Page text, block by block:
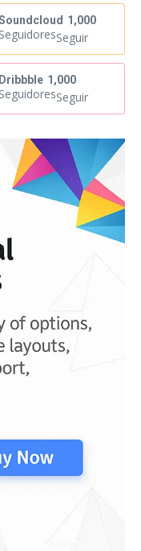
1,000
SeguidoresSeguir
Dribbble 1,000
SeguidoresSeguir